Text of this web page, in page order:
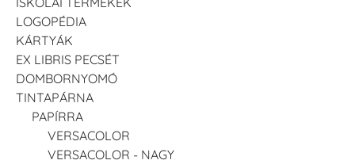
LOGOPÉDIA
KÁRTYÁK
EX LIBRIS PECSÉT
DOMBORNYOMÓ
TINTAPÁRNA
PAPÍRRA
VERSACOLOR
VERSACOLOR - NAGY